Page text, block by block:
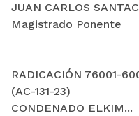
JUAN CARLOS
Magistrado Ponente
RADICACIÓN 76001-
(AC-131-23)
CONDENADO ELKIM...